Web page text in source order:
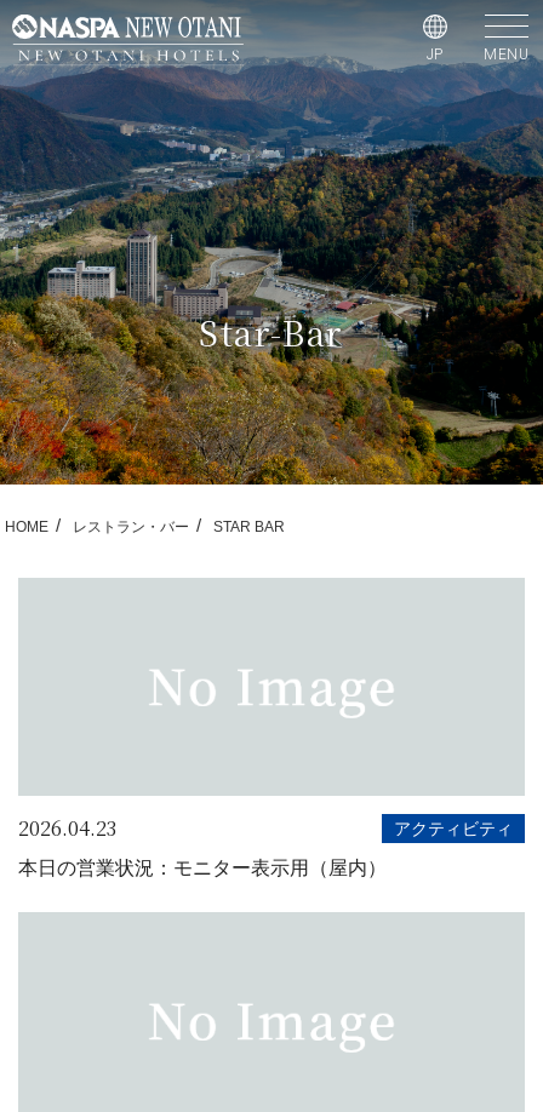
JP MENU
Star-Bar
HOME レストラン・バー STAR BAR
2026.04.23 アクティビティ
本日の営業状況：モニター表示用（屋内）